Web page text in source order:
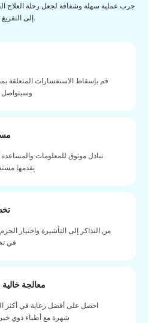
جرب عملية سهلة وشفافة لجعل رحلة العلاج
إلى التفريغ من خلال عملية سهلة وسلسة.
قم بإسقاط الاستفسارات المتعلقة
تبادل موثوق للمعلومات والمساعدة
يقدمها
من التذاكر إلى التأشيرة واختيار الحزم
في
معالجة
احصل على أفضل رعاية في أكثر
شهرة مع أطباء ذوي